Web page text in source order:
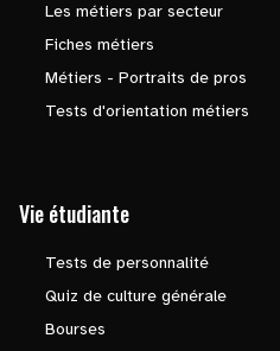
Les métiers par secteur
Fiches métiers
Métiers - Portraits de pros
Tests d'orientation métiers
Vie étudiante
Tests de personnalité
Quiz de culture générale
Bourses